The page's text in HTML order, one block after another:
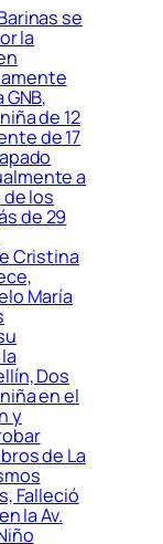
se
la
de 12
de 17
a
de los
de 29
Cristina
María
Dos
en el
y
de La
Falleció
la Av.